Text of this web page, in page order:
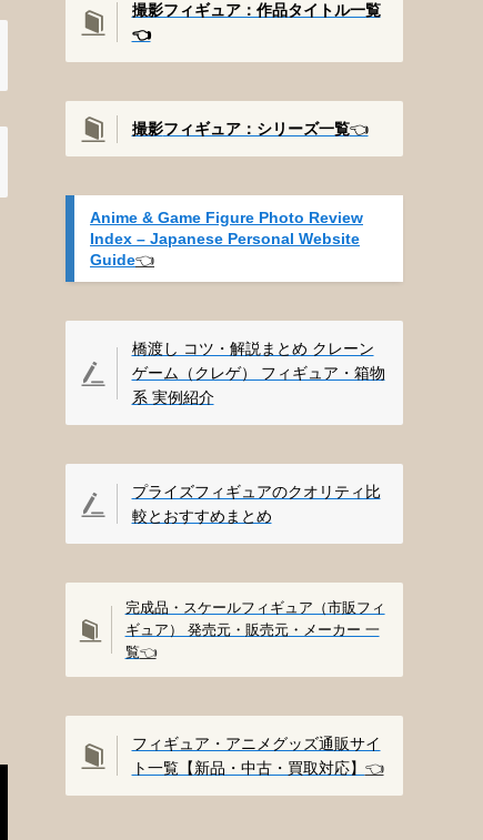
撮影フィギュア：作品タイトル一覧
👈️
撮影フィギュア：シリーズ一覧👈️
Anime & Game Figure Photo Review
Index – Japanese Personal Website
Guide👈️
橋渡し コツ・解説まとめ クレーン
ゲーム（クレゲ） フィギュア・箱物
系 実例紹介
プライズフィギュアのクオリティ比
較とおすすめまとめ
完成品・スケールフィギュア（市販フィ
ギュア） 発売元・販売元・メーカー 一
覧👈️
フィギュア・アニメグッズ通販サイ
ト一覧【新品・中古・買取対応】 👈️